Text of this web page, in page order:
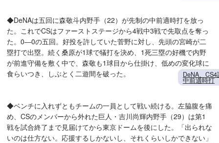
◆DeNAは五回に森敬斗内野手（22）が先制の中前適時打を放っ
た。これでCSはファーストステージから4戦中3戦で先取点を奪っ
た。0―0の五回。好投を許していた菅野に対し、先頭の宮崎が二
塁打で出塁。続く桑原が1球で犠打を決め、1死三塁の好機で内野
が前進守備を敷く中で、森敬も1球目から仕掛け、低めの変化球に
食らいつき、しぶとく二遊間を破った。
DeNA、
中前適時打
◆ベンチに入れずともチームの一員として戦い続ける。左脇腹を痛
め、CSのメンバーから外れた巨人・吉川尚輝内野手（29）は第1
戦を試合終了まで見届けてから東京ドームを後にした。「出られな
いのは仕方ない。応援するしかないし、それくらいしかできない」